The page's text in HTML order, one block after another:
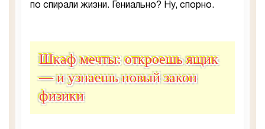
по спирали жизни. Гениально? Ну, спорно.
Шкаф мечты: откроешь ящик
— и узнаешь новый закон
физики